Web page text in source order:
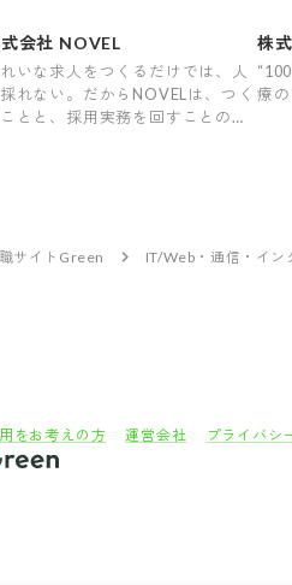
会社 NOVEL
いな求人をつくるだけでは、人
れない。だからNOVELは、つく
とと、採用実務を回すことの両
株
療
サイトGreen IT/Web・通信・イン
をお考えの方 運営会社 プライバシ